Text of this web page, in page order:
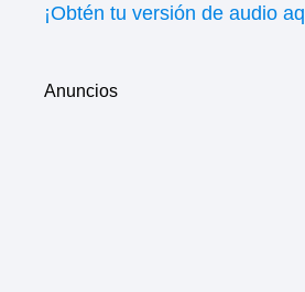
¡Obtén tu versión de audio
Anuncios